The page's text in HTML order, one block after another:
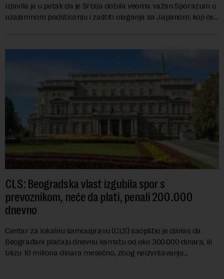
izjavila je u petak da je Srbija dobila veoma važan Sporazum o
uzajamnom podsticanju i zaštiti ulaganja sa Japanom, koji će
CLS: Beogradska vlast izgubila spor s
prevoznikom, neće da plati, penali 200.000
dnevno
Centar za lokalnu samoupravu (CLS) saopštio je danas da
Beograđani plaćaju dnevnu kamatu od oko 300.000 dinara, ili
blizu 10 miliona dinara mesečno, zbog neizvršavanja